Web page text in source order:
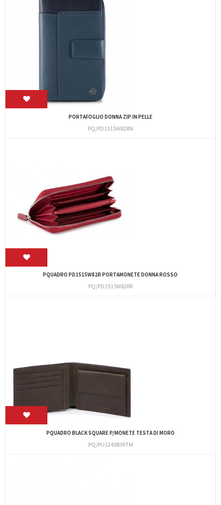
PORTAFOGLIO DONNA ZIP IN PELLE
PQ/PD1515W82RN
PQUADRO PD1515W82R PORTAMONETE DONNA ROSSO
PQ/PD1515W82RR
PQUADRO BLACK SQUARE P/MONETE TESTA DI MORO
PQ/PU1240B3RTM